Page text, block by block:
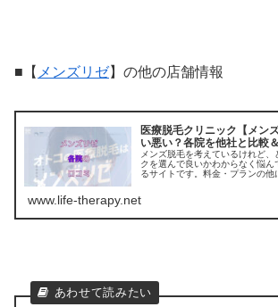
■【 メンズリゼ】の他の店舗情報
医療脱毛クリニック【メン
い悪い？各院を他社と比較
メンズ脱毛を考えているけれど
クを選んで良いかわからなく悩
るサイトです。料金・プランの他
www.life-therapy.net